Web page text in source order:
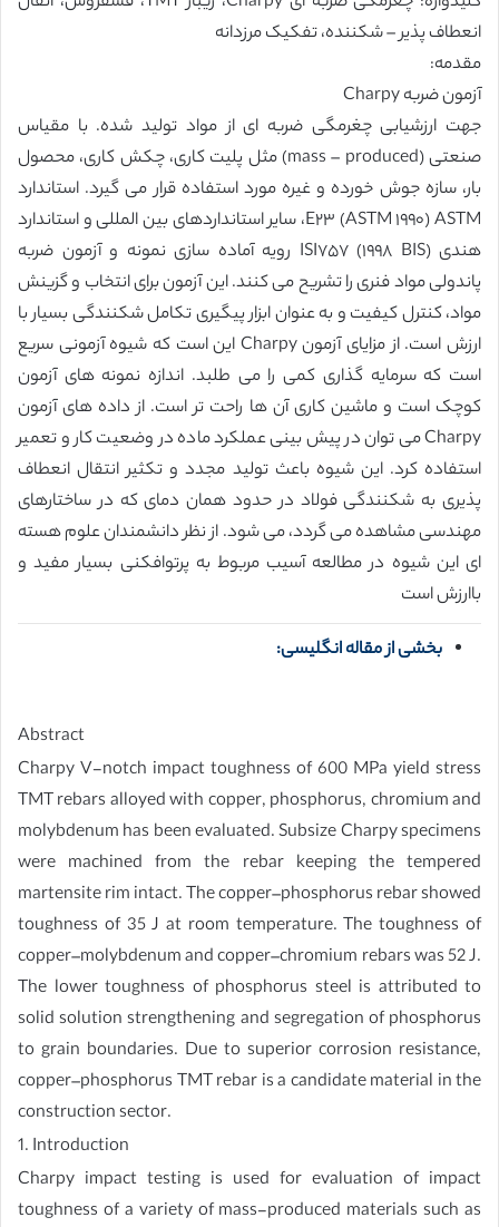
انعطاف پذیر – شکننده، تفکیک مرزدانه
مقدمه:
آزمون ضربه Charpy
جهت ارزشیابی چغرمگی ضربه ای از مواد تولید شده. با مقیاس
صنعتی (mass – produced) مثل پلیت کاری، چکش کاری، محصول
بار، سازه جوش خورده و غیره مورد استفاده قرار می گیرد. استاندارد
ASTM (١٩٩٠ ASTM) E٢٣، سایر استانداردهای بین المللی و استاندارد
هندی (BIS ١٩٩٨) ISI٧۵٧ رویه آماده سازی نمونه و آزمون ضربه
پاندولی مواد فنری را تشریح می کنند. این آزمون برای انتخاب و گزینش
مواد، کنترل کیفیت و به عنوان ابزار پیگیری تکامل شکنندگی بسیار با
ارزش است. از مزایای آزمون Charpy این است که شیوه آزمونی سریع
است که سرمایه گذاری کمی را می طلبد. اندازه نمونه های آزمون
کوچک است و ماشین کاری آن ها راحت تر است. از داده های آزمون
Charpy می توان در پیش بینی عملکرد ماده در وضعیت کار و تعمیر
استفاده کرد. این شیوه باعث تولید مجدد و تکثیر انتقال انعطاف
پذیری به شکنندگی فولاد در حدود همان دمای که در ساختارهای
مهندسی مشاهده می گردد، می شود. از نظر دانشمندان علوم هسته
ای این شیوه در مطالعه آسیب مربوط به پرتوافکنی بسیار مفید و
باارزش است
بخشی از مقاله انگلیسی:
Abstract
Charpy V-notch impact toughness of 600 MPa yield stress
TMT rebars alloyed with copper, phosphorus, chromium and
molybdenum has been evaluated. Subsize Charpy specimens
were machined from the rebar keeping the tempered
martensite rim intact. The copper–phosphorus rebar showed
toughness of 35 J at room temperature. The toughness of
copper–molybdenum and copper–chromium rebars was 52 J.
The lower toughness of phosphorus steel is attributed to
solid solution strengthening and segregation of phosphorus
to grain boundaries. Due to superior corrosion resistance,
copper–phosphorus TMT rebar is a candidate material in the
construction sector.
1. Introduction
Charpy impact testing is used for evaluation of impact
toughness of a variety of mass-produced materials such as